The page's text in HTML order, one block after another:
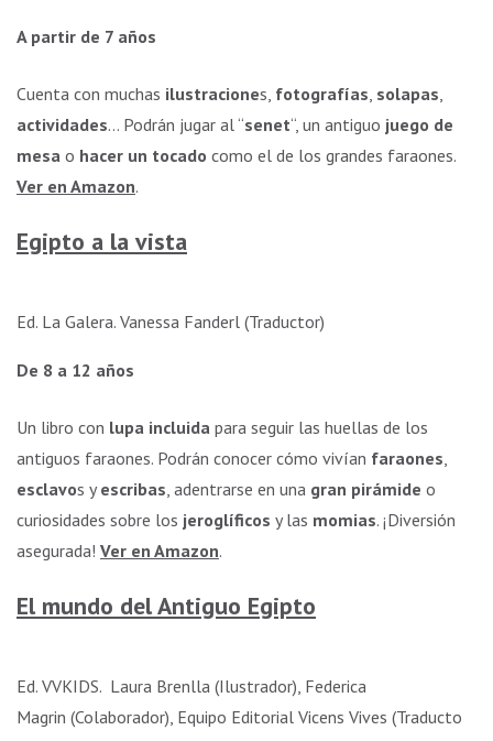
A partir de 7 años
Cuenta con muchas ilustraciones, fotografías solapas
actividades… Podrán jugar al “senet“, un antiguo juego de
mesa o hacer un tocado como el de los grandes faraones.
Ver en Amazon.
Egipto a la vista
Ed. La Galera. Vanessa Fanderl (Traductor)
De 8 a 12 años
Un libro con lupa incluida para seguir las huellas de los
antiguos faraones. Podrán conocer cómo vivían faraones
esclavos yescribas , adentrarse en una gran pirámide o
curiosidades sobre los jeroglíficos y las momias. ¡Diversión
asegurada! Ver en Amazon.
El mundo del Antiguo Egipto
Ed. VVKIDS. Laura Brenlla (Ilustrador), Federica
Magrin (Colaborador), Equipo Editorial Vicens Vives (Traductor)
nuestra web
funcione lo
mejor posible
visita. Si
cookies,
algunas
de la web.
Al compartir tus
comportamiento
mientras visitas
nuestro sitio,
aumentas la
posibilidad de
ofertas
personalizados.